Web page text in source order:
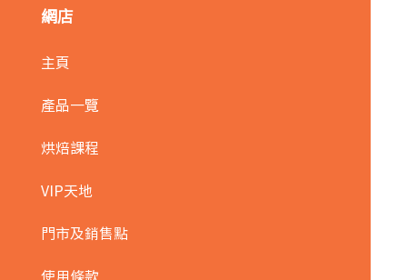
網店
主頁
產品一覽
烘焙課程
VIP天地
門市及銷售點